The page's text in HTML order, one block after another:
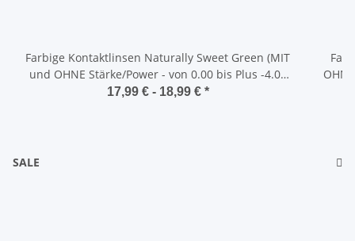
Farbige Kontaktlinsen Naturally Sweet Green (MIT
und OHNE Stärke/Power - von 0.00 bis Plus -4.00
DPT)
17,99 € - 18,99 € *
SALE